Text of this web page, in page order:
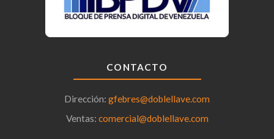
CONTACTO
Dirección: gfebres@doblellave.com
Ventas: comercial@doblellave.com